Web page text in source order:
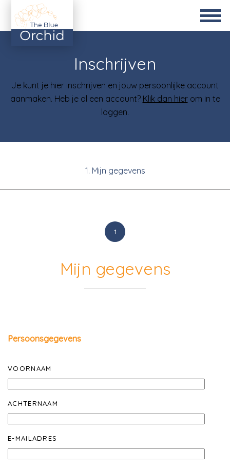
Inschrijven
Je kunt je hier inschrijven en jouw persoonlijke account
aanmaken. Heb je al een account? Klik dan hierom in te
loggen.
1. Mijn gegevens
1
Mijn gegevens
Persoonsgegevens
VOORNAAM
ACHTERNAAM
E-MAILADRES